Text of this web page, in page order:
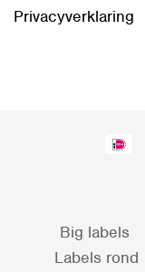
Privacyverklaring
Big labels
Labels rond